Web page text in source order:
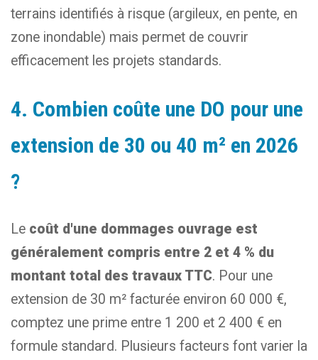
terrains identifiés à risque (argileux, en pente, en
zone inondable) mais permet de couvrir
efficacement les projets standards.
4. Combien coûte une DO pour une
extension de 30 ou 40 m² en 2026
?
Le coût d'une dommages ouvrage est
généralement compris entre 2 et 4 % du
montant total des travaux TTC. Pour une
extension de 30 m² facturée environ 60 000 €,
comptez une prime entre 1 200 et 2 400 € en
formule standard. Plusieurs facteurs font varier la